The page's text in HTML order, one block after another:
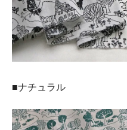
■ナチュラル